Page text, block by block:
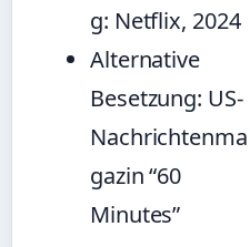
g: Netflix, 2024
Alternative
Besetzung: US-
Nachrichtenma
gazin “60
Minutes”